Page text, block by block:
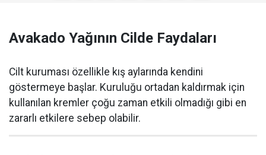
Avakado Yağının Cilde Faydaları
Cilt kuruması özellikle kış aylarında kendini
göstermeye başlar. Kuruluğu ortadan kaldırmak için
kullanılan kremler çoğu zaman etkili olmadığı gibi en
zararlı etkilere sebep olabilir.